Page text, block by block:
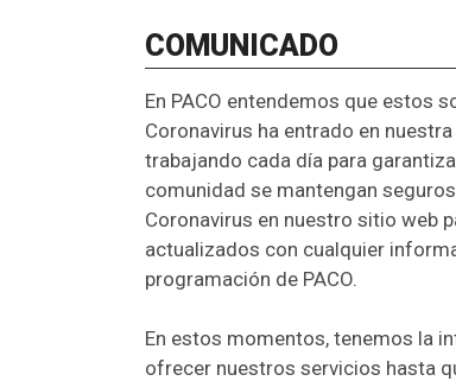
COMUNICADO
En PACO entendemos que estos
Coronavirus ha entrado en
trabajando cada día para
comunidad se mantengan
Coronavirus en nuestro sitio web
actualizados con cualquier
programación de PACO.
En estos momentos, tenemos la
ofrecer nuestros servicios hasta